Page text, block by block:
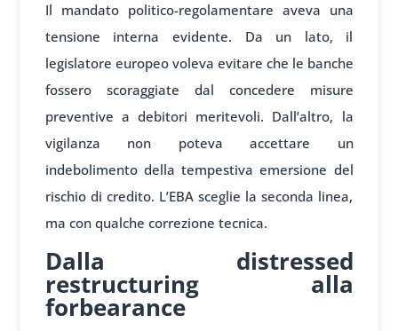
Il mandato politico-regolamentare aveva una
tensione interna evidente. Da un lato, il
legislatore europeo voleva evitare che le banche
fossero scoraggiate dal concedere misure
preventive a debitori meritevoli. Dall’altro, la
vigilanza non poteva accettare un
indebolimento della tempestiva emersione del
rischio di credito. L’EBA sceglie la seconda linea,
ma con qualche correzione tecnica.
Dalla distressed
restructuring alla
forbearance